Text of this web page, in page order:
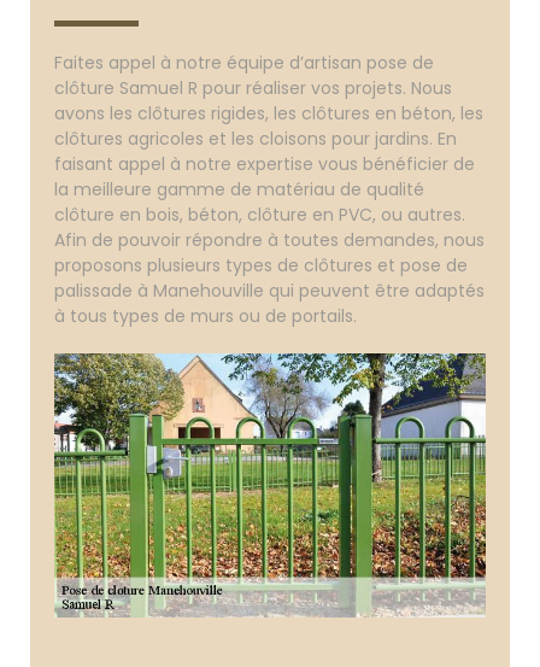
Faites appel à notre équipe d’artisan pose de
clôture Samuel R pour réaliser vos projets. Nous
avons les clôtures rigides, les clôtures en béton, les
clôtures agricoles et les cloisons pour jardins. En
faisant appel à notre expertise vous bénéficier de
la meilleure gamme de matériau de qualité
clôture en bois, béton, clôture en PVC, ou autres.
Afin de pouvoir répondre à toutes demandes, nous
proposons plusieurs types de clôtures et pose de
palissade à Manehouville qui peuvent être adaptés
à tous types de murs ou de portails.